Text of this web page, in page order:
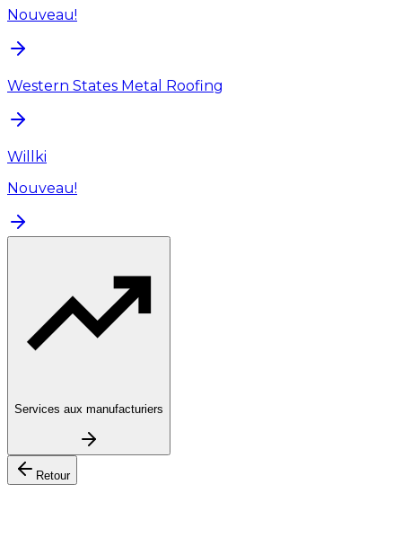
Nouveau!
Western States Metal Roofing
Willki
Nouveau!
Services aux manufacturiers
Retour